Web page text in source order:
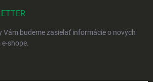
Vám budeme zasielať informácie o nových
shope.